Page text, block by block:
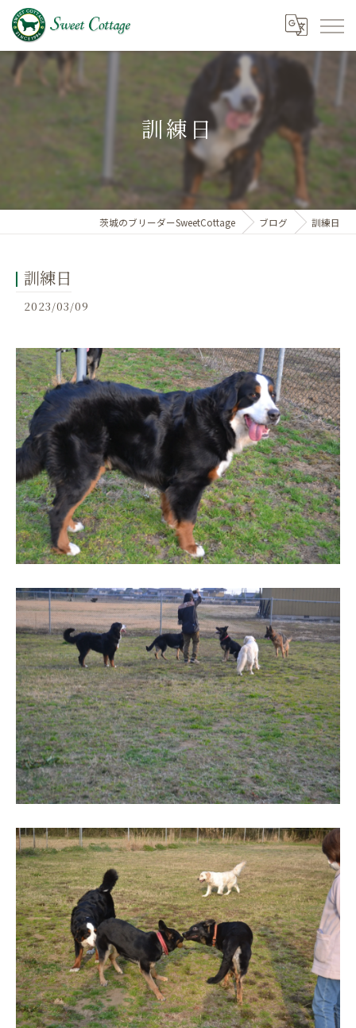
訓練日
茨城のブリーダーSweetCottage ブログ 訓練日
訓練日
2023/03/09